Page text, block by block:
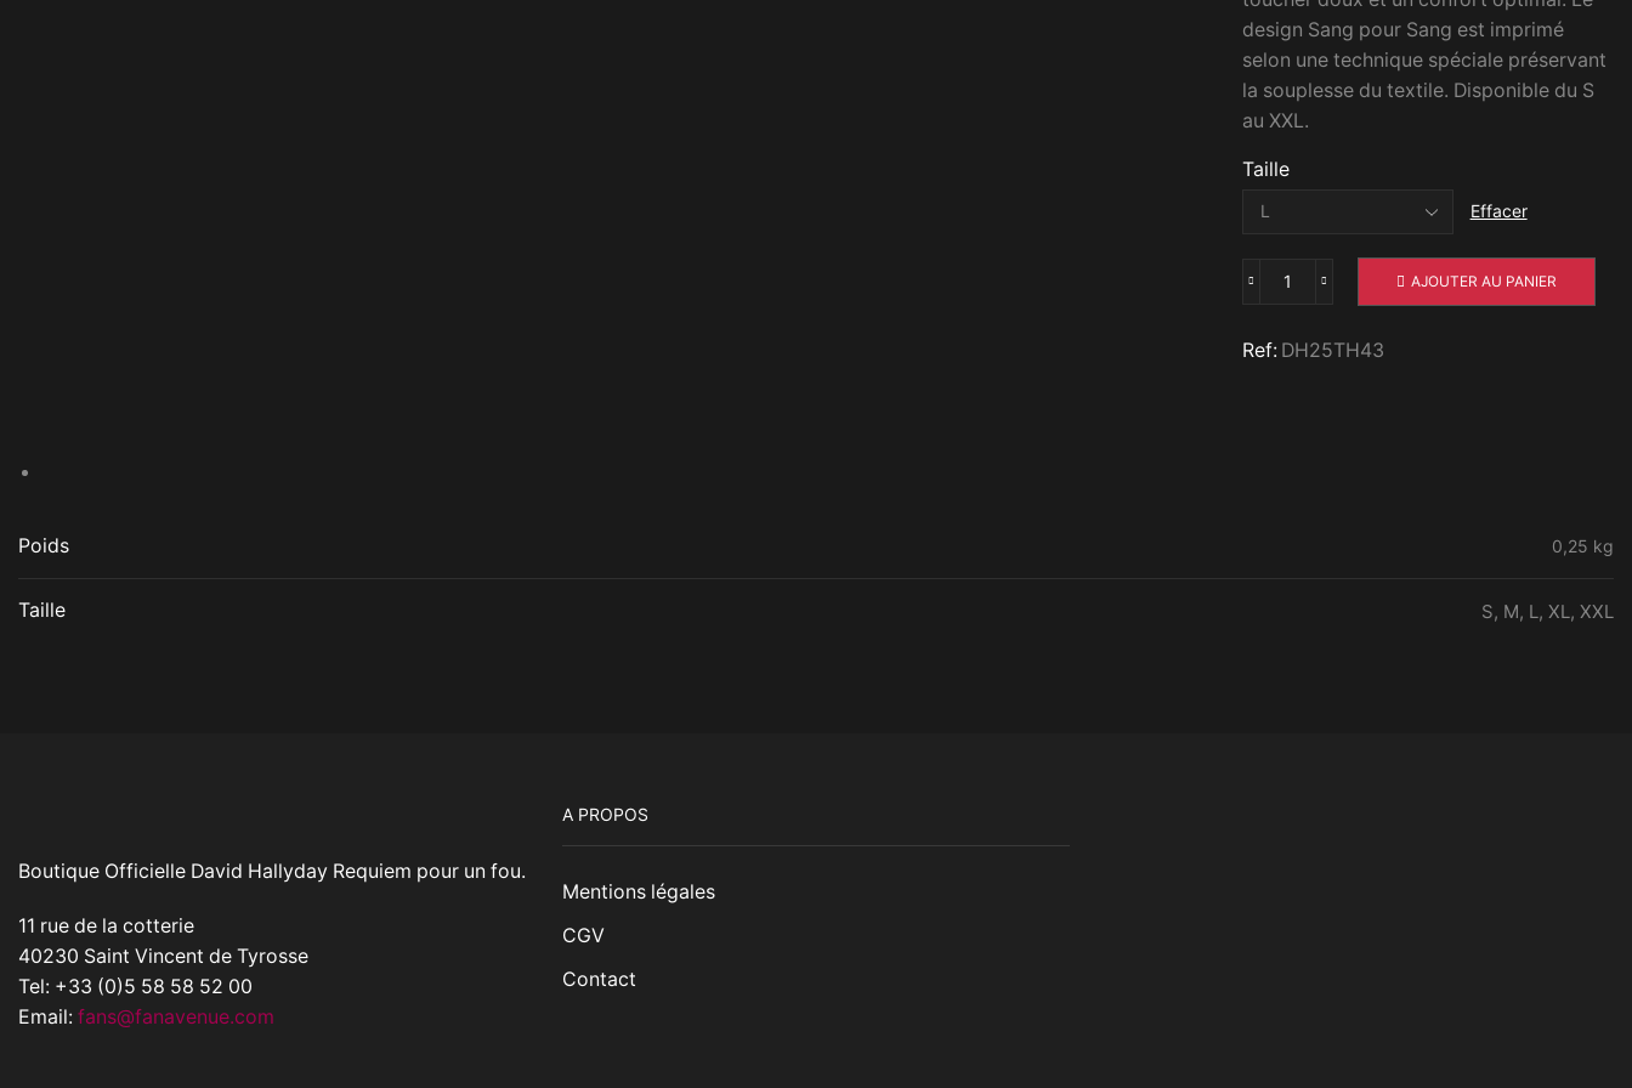
design Sang pour Sang est imprimé
selon une technique spéciale préservant
la souplesse du textile. Disponible du S
au XXL.
Taille
Effacer
quantité
T-
AJOUTER AU PANIER
Ref: DH25TH43
Poids 0,25 kg
Taille S, M, L, XL, XXL
Boutique Officielle David Hallyday Requiem pour un fou.
11 rue de la cotterie
40230 Saint Vincent de Tyrosse
Tel: +33 (0)5 58 58 52 00
Email: fans@fanavenue.com
A PROPOS
Mentions légales
CGV
Contact